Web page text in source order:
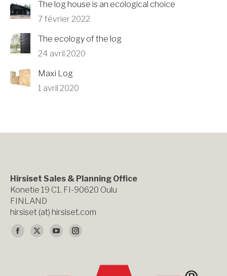
The log house is an ecological choice
7 février 2022
The ecology of the log
24 avril 2020
Maxi Log
1 avril 2020
Hirsiset Sales & Planning Office
Konetie 19 C1, FI-90620 Oulu
FINLAND
hirsiset (at) hirsiset.com
Trouvez nous sur :
La
La
La
La